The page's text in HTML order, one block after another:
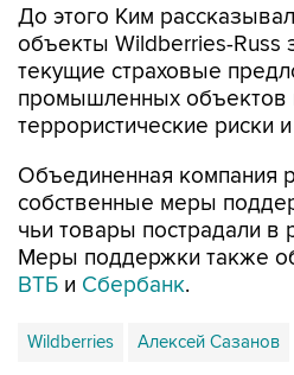
До этого Ким
объекты Wildberries-Russ
текущие страховые
промышленных
террористические риски
Объединенная компания
собственные меры
чьи товары пострадали в
Меры поддержки также
ВТБ и Сбербанк.
Wildberries Алексей Сазанов